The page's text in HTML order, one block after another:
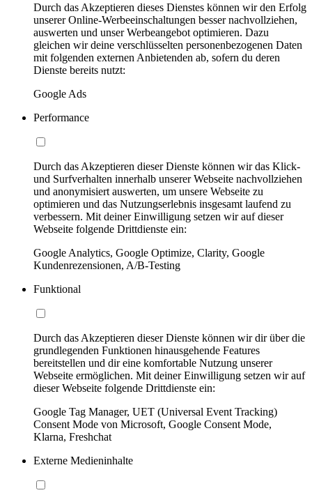
Durch das Akzeptieren dieses Dienstes können wir den Erfolg
unserer Online-Werbeeinschaltungen besser nachvollziehen,
auswerten und unser Werbeangebot optimieren. Dazu
gleichen wir deine verschlüsselten personenbezogenen Daten
mit folgenden externen Anbietenden ab, sofern du deren
Dienste bereits nutzt:
Google Ads
Performance
Durch das Akzeptieren dieser Dienste können wir das Klick-
und Surfverhalten innerhalb unserer Webseite nachvollziehen
und anonymisiert auswerten, um unsere Webseite zu
optimieren und das Nutzungserlebnis insgesamt laufend zu
verbessern. Mit deiner Einwilligung setzen wir auf dieser
Webseite folgende Drittdienste ein:
Google Analytics, Google Optimize, Clarity, Google
Kundenrezensionen, A/B-Testing
Funktional
Durch das Akzeptieren dieser Dienste können wir dir über die
grundlegenden Funktionen hinausgehende Features
bereitstellen und dir eine komfortable Nutzung unserer
Webseite ermöglichen. Mit deiner Einwilligung setzen wir auf
dieser Webseite folgende Drittdienste ein:
Google Tag Manager, UET (Universal Event Tracking)
Consent Mode von Microsoft, Google Consent Mode,
Klarna, Freshchat
Externe Medieninhalte